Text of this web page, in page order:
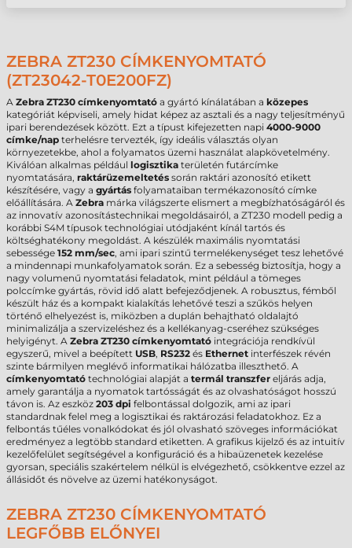
ZEBRA ZT230 CÍMKENYOMTATÓ
(ZT23042-T0E200FZ)
A Zebra ZT230 címkenyomtató a gyártó kínálatában a közepes
kategóriát képviseli, amely hidat képez az asztali és a nagy teljesítményű
ipari berendezések között. Ezt a típust kifejezetten napi 4000-9000
címke/nap terhelésre tervezték, így ideális választás olyan
környezetekbe, ahol a folyamatos üzemi használat alapkövetelmény.
Kiválóan alkalmas például logisztika területén futárcímke
nyomtatására, raktárüzemeltetés során raktári azonosító etikett
készítésére, vagy a gyártás folyamataiban termékazonosító címke
előállítására. A Zebra márka világszerte elismert a megbízhatóságáról és
az innovatív azonosítástechnikai megoldásairól, a ZT230 modell pedig a
korábbi S4M típusok technológiai utódjaként kínál tartós és
költséghatékony megoldást. A készülék maximális nyomtatási
sebessége 152 mm/sec, ami ipari szintű termelékenységet tesz lehetővé
a mindennapi munkafolyamatok során. Ez a sebesség biztosítja, hogy a
nagy volumenű nyomtatási feladatok, mint például a tömeges
polccímke gyártás, rövid idő alatt befejeződjenek. A robusztus, fémből
készült ház és a kompakt kialakítás lehetővé teszi a szűkös helyen
történő elhelyezést is, miközben a duplán behajtható oldalajtó
minimalizálja a szervizeléshez és a kellékanyag-cseréhez szükséges
helyigényt. A Zebra ZT230 címkenyomtató integrációja rendkívül
egyszerű, mivel a beépített USB, RS232 és Ethernet interfészek révén
szinte bármilyen meglévő informatikai hálózatba illeszthető. A
címkenyomtató technológiai alapját a termál transzfer eljárás adja,
amely garantálja a nyomatok tartósságát és az olvashatóságot hosszú
távon is. Az eszköz 203 dpi felbontással dolgozik, ami az ipari
standardnak felel meg a logisztikai és raktározási feladatokhoz. Ez a
felbontás tűéles vonalkódokat és jól olvasható szöveges információkat
eredményez a legtöbb standard etiketten. A grafikus kijelző és az intuitív
kezelőfelület segítségével a konfiguráció és a hibaüzenetek kezelése
gyorsan, speciális szakértelem nélkül is elvégezhető, csökkentve ezzel az
állásidőt és növelve az üzemi hatékonyságot.
ZEBRA ZT230 CÍMKENYOMTATÓ
LEGFŐBB ELŐNYEI